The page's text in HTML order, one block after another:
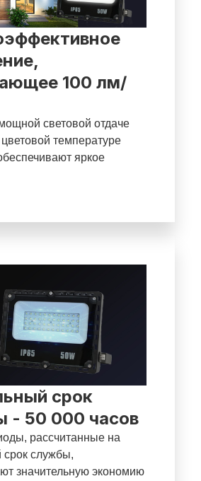
100 лм/
световой отдаче
температуре
яркое
срок
- 50 000 часов
рассчитанные на
срок службы,
значительную экономию